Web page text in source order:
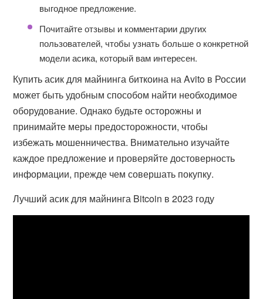
выгодное предложение.
Почитайте отзывы и комментарии других
пользователей, чтобы узнать больше о конкретной
модели асика, который вам интересен.
Купить асик для майнинга биткоина на Avito в России
может быть удобным способом найти необходимое
оборудование. Однако будьте осторожны и
принимайте меры предосторожности, чтобы
избежать мошенничества. Внимательно изучайте
каждое предложение и проверяйте достоверность
информации, прежде чем совершать покупку.
Лучший асик для майнинга Bitcoin в 2023 году